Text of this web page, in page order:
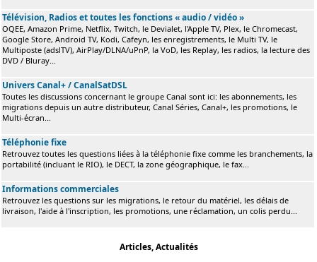
Télévision, Radios et toutes les fonctions « audio / vidéo »
OQEE, Amazon Prime, Netflix, Twitch, le Devialet, l'Apple TV, Plex, le Chromecast,
Google Store, Android TV, Kodi, Cafeyn, les enregistrements, le Multi TV, le
Multiposte (adslTV), AirPlay/DLNA/uPnP, la VoD, les Replay, les radios, la lecture des
DVD / Bluray...
Univers Canal+ / CanalSatDSL
Toutes les discussions concernant le groupe Canal sont ici: les abonnements, les
migrations depuis un autre distributeur, Canal Séries, Canal+, les promotions, le
Multi-écran...
Téléphonie fixe
Retrouvez toutes les questions liées à la téléphonie fixe comme les branchements, la
portabilité (incluant le RIO), le DECT, la zone géographique, le fax...
Informations commerciales
Retrouvez les questions sur les migrations, le retour du matériel, les délais de
livraison, l'aide à l'inscription, les promotions, une réclamation, un colis perdu...
Articles, Actualités